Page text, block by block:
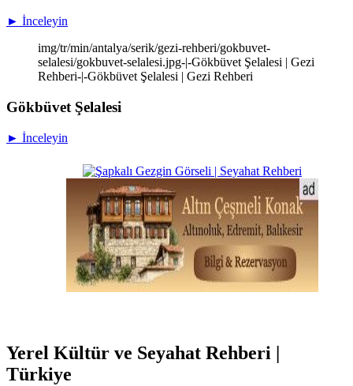
► İnceleyin
img/tr/min/antalya/serik/gezi-rehberi/gokbuvet-
selalesi/gokbuvet-selalesi.jpg-|-Gökbüvet Şelalesi | Gezi
Rehberi-|-Gökbüvet Şelalesi | Gezi Rehberi
Gökbüvet Şelalesi
► İnceleyin
Yerel Kültür ve Seyahat Rehberi |
Türkiye